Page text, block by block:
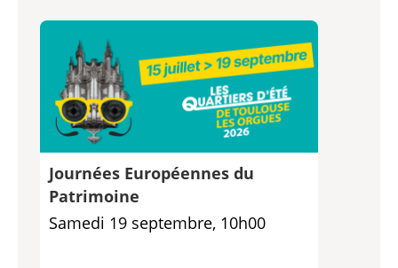
Journées Européennes du
Patrimoine
Samedi 19 septembre, 10h00